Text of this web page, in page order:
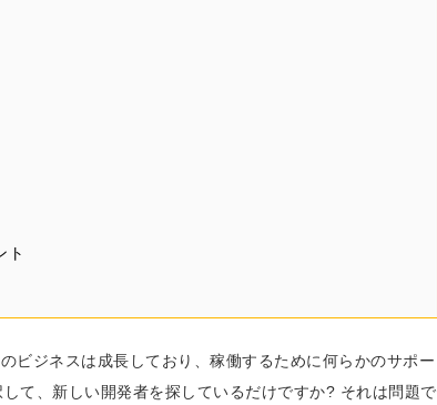
ト
ビジネスは成長しており、稼働するために何らかのサポー
て、新しい開発者を探しているだけですか? それは問題で